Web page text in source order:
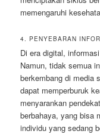
memengaruhi
4. PENYEBARAN
Di era digital,
Namun, tidak semua
berkembang di media
dapat memperburuk
menyarankan
berbahaya, yang bisa
individu yang sedang